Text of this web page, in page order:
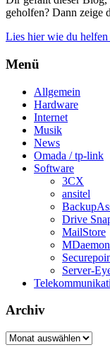
geholfen? Dann zeige
Lies hier wie du helfen
Menü
Allgemein
Hardware
Internet
Musik
News
Omada / tp-link
Software
3CX
ansitel
Drive
MailStore
MDaemon
Server-
Archiv
Archiv